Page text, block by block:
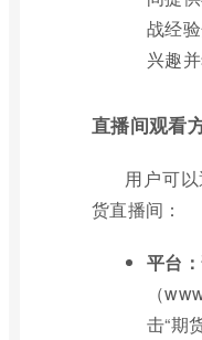
战经
兴趣
直播间观看
用户可
货直播间：
平台：
（
击“期